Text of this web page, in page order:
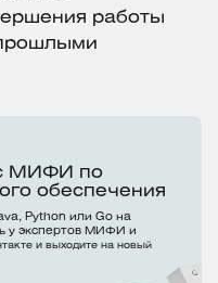
работы
с МИФИ по
обеспечения
Python или Go на
у экспертов МИФИ и
и выходите на новый